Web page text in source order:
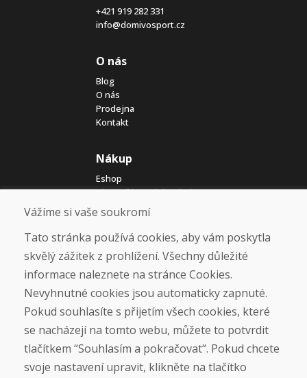
+421 919 282 331
info@domivosport.cz
O nás
Blog
O nás
Prodejna
Kontakt
Nákup
Eshop
Jak posíláme elektrokola
Obchodní podmínky
Doprava
Platba
Vrácení a výměna zboží
Ochrana osobních údajů
Cookies
Sociální sítě
Vážíme si vaše soukromí
Tato stránka používá cookies, aby vám poskytla
skvělý zážitek z prohlížení. Všechny důležité
informace naleznete na stránce Cookies.
Nevyhnutné cookies jsou automaticky zapnuté.
Pokud souhlasíte s přijetím všech cookies, které
se nacházejí na tomto webu, můžete to potvrdit
tlačítkem “Souhlasím a pokračovat“. Pokud chcete
svoje nastavení upravit, klikněte na tlačítko